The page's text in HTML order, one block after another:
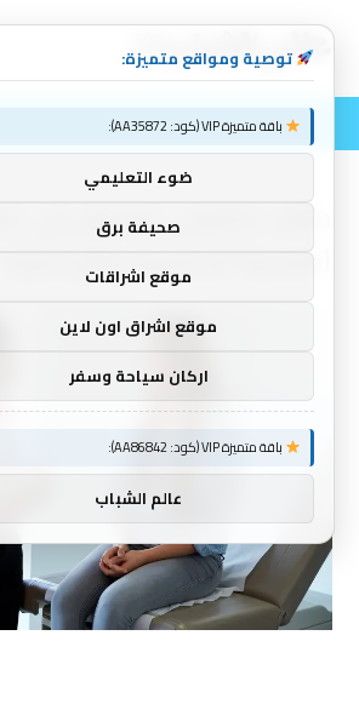
طالب جامعي وصول إلى
الصحية الجنسية والإنجابية
توصية ومواقع متميزة:
باقة متميزة VIP (كود: AA35872):
ضوء التعليمي
صحيفة برق
موقع اشراقات
موقع اشراق اون لاين
اركان سياحة وسفر
باقة متميزة VIP (كود: AA86842):
عالم الشباب